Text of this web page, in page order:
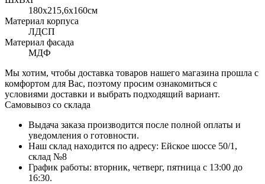
180x215,6х160см
Материал корпуса
ЛДСП
Материал фасада
МДФ
Мы хотим, чтобы доставка товаров нашего магазина прошла с
комфортом для Вас, поэтому просим ознакомиться с
условиями доставки и выбрать подходящий вариант.
Самовывоз со склада
Выдача заказа производится после полной оплаты и
уведомления о готовности.
Наш склад находится по адресу: Ейское шоссе 50/1,
склад №8
График работы: вторник, четверг, пятница с 13:00 до
16:30.